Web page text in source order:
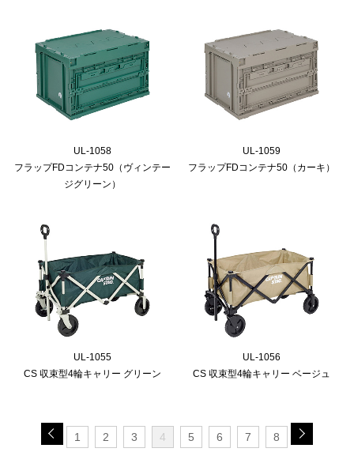
UL-1058
フラップFDコンテナ50（ヴィンテー
ジグリーン）
UL-1059
フラップFDコンテナ50（カーキ）
UL-1055
CS 収束型4輪キャリー グリーン
UL-1056
CS 収束型4輪キャリー ベージュ
1 2 3 4 5 6 7 8